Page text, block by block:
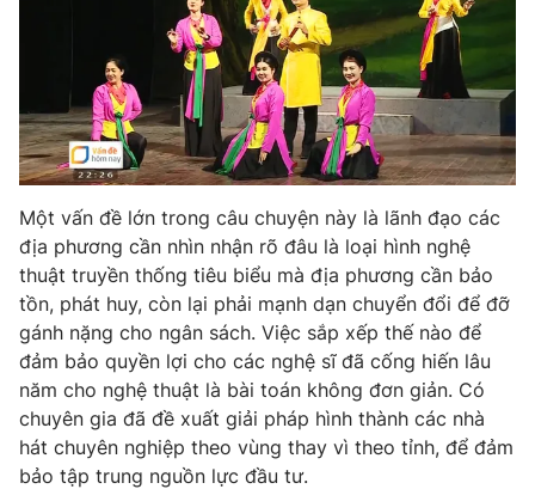
Một vấn đề lớn trong câu chuyện này là lãnh đạo các
địa phương cần nhìn nhận rõ đâu là loại hình nghệ
thuật truyền thống tiêu biểu mà địa phương cần bảo
tồn, phát huy, còn lại phải mạnh dạn chuyển đổi để đỡ
gánh nặng cho ngân sách. Việc sắp xếp thế nào để
đảm bảo quyền lợi cho các nghệ sĩ đã cống hiến lâu
năm cho nghệ thuật là bài toán không đơn giản. Có
chuyên gia đã đề xuất giải pháp hình thành các nhà
hát chuyên nghiệp theo vùng thay vì theo tỉnh, để đảm
bảo tập trung nguồn lực đầu tư.